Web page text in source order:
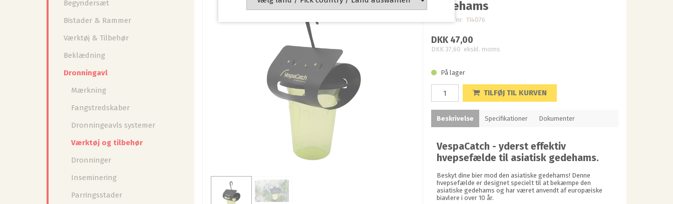
Begyndersæt
Bistader & Rammer
Værktøj & Tilbehør
Beklædning
Dronningavl
Mærkning
Fangstredskaber
Dronningeavls systemer
Værktøj og tilbehør
Dronninger
Inseminering
Parringsstader
gedehams
Produkt nr. 114076
DKK 47,00
DKK 37,60 ekskl. moms
På lager
TILFØJ TIL KURVEN
Beskrivelse Specifikationer Dokumenter
VespaCatch - yderst effektiv
hvepsefælde til asiatisk gedehams.
Beskyt dine bier mod den asiatiske gedehams! Denne
hvepsefælde er designet specielt til at bekæmpe den
asiatiske gedehams og har været anvendt af europæiske
biavlere i over 10 år.